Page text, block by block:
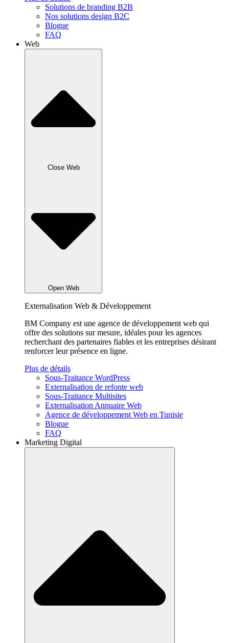
Solutions de branding B2B
Nos solutions design B2C
Blogue
FAQ
Web
Close Web
Open Web
Externalisation Web & Développement
BM Company est une agence de développement web qui
offre des solutions sur mesure, idéales pour les agences
recherchant des partenaires fiables et les entreprises désirant
renforcer leur présence en ligne.
Plus de détails
Sous-Traitance WordPress
Externalisation de refonte web
Sous-Traitance Multisites
Externalisation Annuaire Web
Agence de développement Web en Tunisie
Blogue
FAQ
Marketing Digital